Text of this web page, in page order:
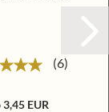
6
3,45 EUR